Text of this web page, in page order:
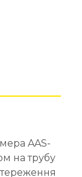
AAS-
на трубу